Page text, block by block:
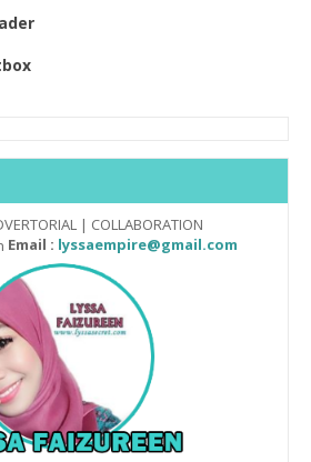
| COLLABORATION
Email : lyssaempire@gmail.com